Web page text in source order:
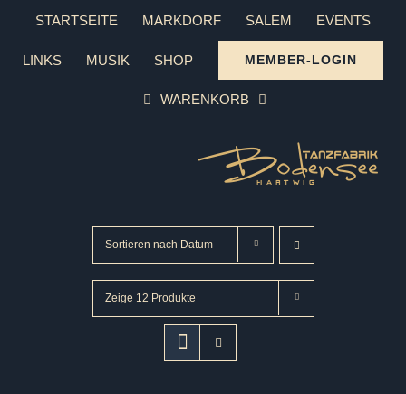
Zum
springen
STARTSEITE MARKDORF SALEM EVENTS
LINKS MUSIK SHOP MEMBER-LOGIN
WARENKORB
Sortieren nach Datum
Zeige 12 Produkte